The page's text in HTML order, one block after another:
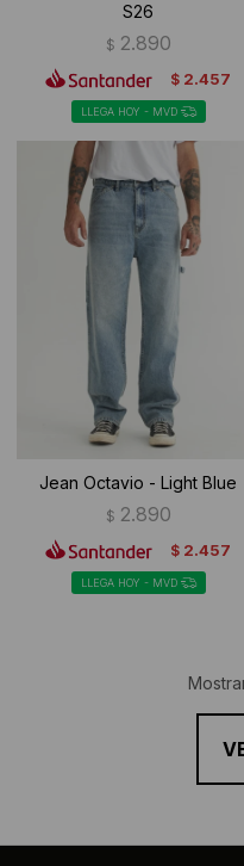
S26
$ 2.890
$ 2.457
LLEGA HOY - MVD
Jean Octavio - Light Blue
$ 2.890
$ 2.457
LLEGA HOY - MVD